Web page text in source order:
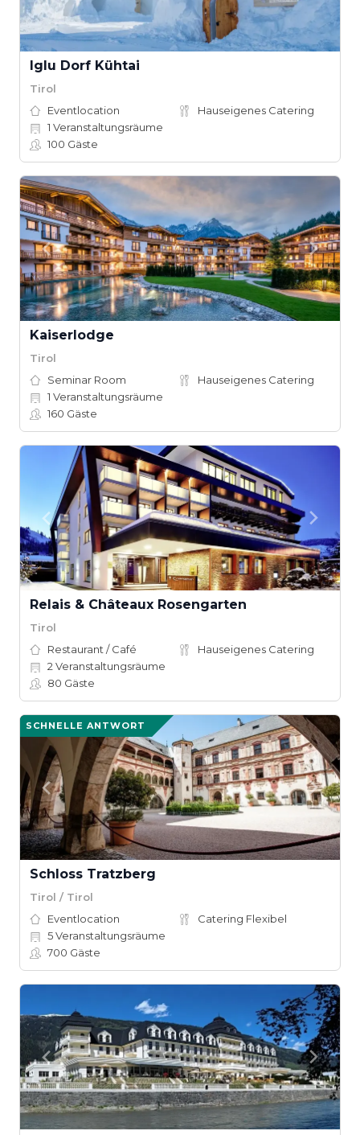
Iglu Dorf Kühtai
Tirol
Eventlocation
Hauseigenes Catering
1 Veranstaltungsräume
100 Gäste
Kaiserlodge
Tirol
Seminar Room
Hauseigenes Catering
1 Veranstaltungsräume
160 Gäste
Relais & Châteaux Rosengarten
Tirol
Restaurant / Café
Hauseigenes Catering
2 Veranstaltungsräume
80 Gäste
SCHNELLE ANTWORT
Schloss Tratzberg
Tirol / Tirol
Eventlocation
Catering Flexibel
5Veranstaltungsräume
700 Gäste